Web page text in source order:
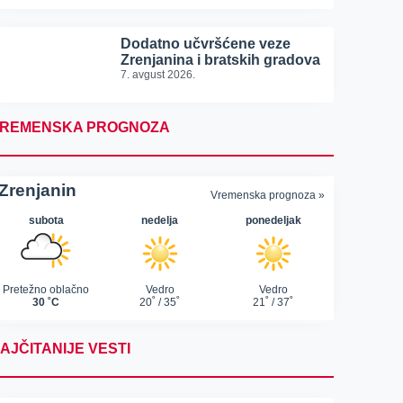
Dodatno učvršćene veze
Zrenjanina i bratskih gradova
7. avgust 2026.
PROGNOZA
VESTI